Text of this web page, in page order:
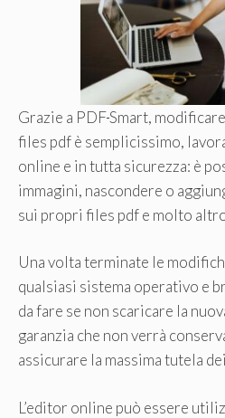
Grazie a PDFSmart,
files pdf è semplicissimo,
online e in tutta sicurezza: è
immagini, nascondere o
sui propri files pdf e molto
Una volta terminate le
qualsiasi sistema operativo e
da fare se non scaricare la
garanzia che non verrà
assicurare la massima tutela
L’editor online può essere